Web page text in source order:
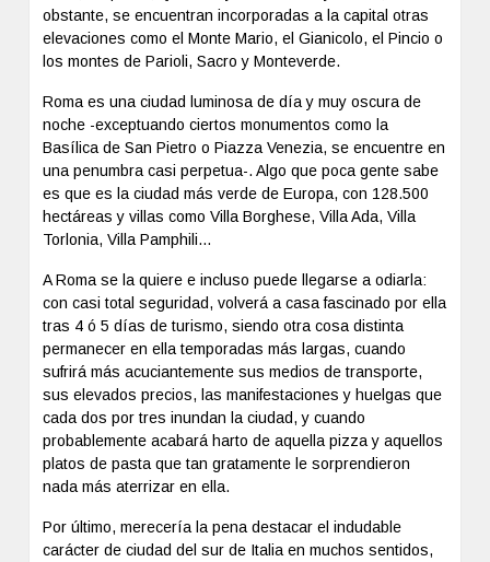
obstante, se encuentran incorporadas a la capital otras
elevaciones como el Monte Mario, el Gianicolo, el Pincio o
los montes de Parioli, Sacro y Monteverde.
Roma es una ciudad luminosa de día y muy oscura de
noche -exceptuando ciertos monumentos como la
Basílica de San Pietro o Piazza Venezia, se encuentre en
una penumbra casi perpetua-. Algo que poca gente sabe
es que es la ciudad más verde de Europa, con 128.500
hectáreas y villas como Villa Borghese, Villa Ada, Villa
Torlonia, Villa Pamphili…
A Roma se la quiere e incluso puede llegarse a odiarla:
con casi total seguridad, volverá a casa fascinado por ella
tras 4 ó 5 días de turismo, siendo otra cosa distinta
permanecer en ella temporadas más largas, cuando
sufrirá más acuciantemente sus medios de transporte,
sus elevados precios, las manifestaciones y huelgas que
cada dos por tres inundan la ciudad, y cuando
probablemente acabará harto de aquella pizza y aquellos
platos de pasta que tan gratamente le sorprendieron
nada más aterrizar en ella.
Por último, merecería la pena destacar el indudable
carácter de ciudad del sur de Italia en muchos sentidos,